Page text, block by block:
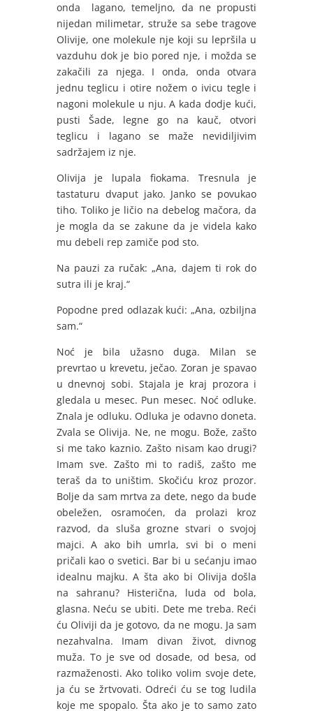
onda lagano, temeljno, da ne propusti
nijedan milimetar, struže sa sebe tragove
Olivije, one molekule nje koji su lepršila u
vazduhu dok je bio pored nje, i možda se
zakačili za njega. I onda, onda otvara
jednu teglicu i otire nožem o ivicu tegle i
nagoni molekule u nju. A kada dodje kući,
pusti Šade, legne go na kauč, otvori
teglicu i lagano se maže nevidiljivim
sadržajem iz nje.
Olivija je lupala fiokama. Tresnula je
tastaturu dvaput jako. Janko se povukao
tiho. Toliko je ličio na debelog mačora, da
je mogla da se zakune da je videla kako
mu debeli rep zamiče pod sto.
Na pauzi za ručak: „Ana, dajem ti rok do
sutra ili je kraj.“
Popodne pred odlazak kući: „Ana, ozbiljna
sam.“
Noć je bila užasno duga. Milan se
prevrtao u krevetu, ječao. Zoran je spavao
u dnevnoj sobi. Stajala je kraj prozora i
gledala u mesec. Pun mesec. Noć odluke.
Znala je odluku. Odluka je odavno doneta.
Zvala se Olivija. Ne, ne mogu. Bože, zašto
si me tako kaznio. Zašto nisam kao drugi?
Imam sve. Zašto mi to radiš, zašto me
teraš da to uništim. Skočiću kroz prozor.
Bolje da sam mrtva za dete, nego da bude
obeležen, osramoćen, da prolazi kroz
razvod, da sluša grozne stvari o svojoj
majci. A ako bih umrla, svi bi o meni
pričali kao o svetici. Bar bi u sećanju imao
idealnu majku. A šta ako bi Olivija došla
na sahranu? Histerična, luda od bola,
glasna. Neću se ubiti. Dete me treba. Reći
ću Oliviji da je gotovo, da ne mogu. Ja sam
nezahvalna. Imam divan život, divnog
muža. To je sve od dosade, od besa, od
razmaženosti. Ako toliko volim svoje dete,
ja ću se žrtvovati. Odreći ću se tog ludila
koje me spopalo. Šta ako je to samo zato